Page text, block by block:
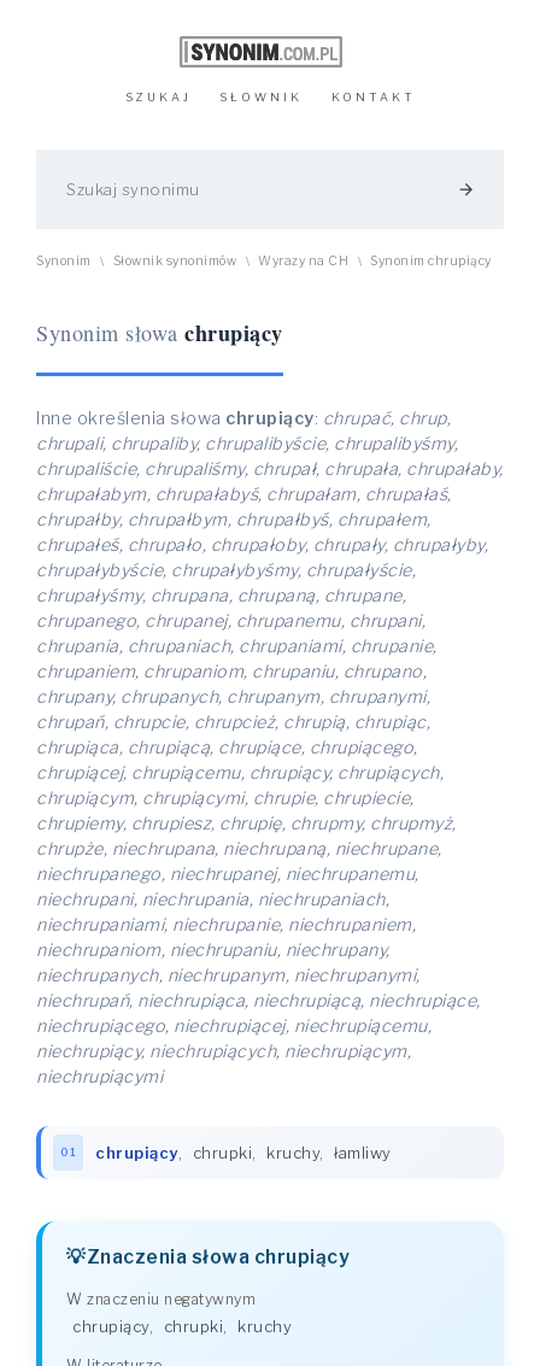
SZUKAJ SŁOWNIK KONTAKT
arrow_forward
Synonim \ Słownik synonimów \ Wyrazy na CH \ Synonim chrupiący
Synonim słowa chrupiący
Inne określenia słowa chrupiący: chrupać, chrup,
chrupali, chrupaliby, chrupalibyście, chrupalibyśmy,
chrupaliście, chrupaliśmy, chrupał, chrupała, chrupałaby,
chrupałabym, chrupałabyś, chrupałam, chrupałaś,
chrupałby, chrupałbym, chrupałbyś, chrupałem,
chrupałeś, chrupało, chrupałoby, chrupały, chrupałyby,
chrupałybyście, chrupałybyśmy, chrupałyście,
chrupałyśmy, chrupana, chrupaną, chrupane,
chrupanego, chrupanej, chrupanemu, chrupani,
chrupania, chrupaniach, chrupaniami, chrupanie,
chrupaniem, chrupaniom, chrupaniu, chrupano,
chrupany, chrupanych, chrupanym, chrupanymi,
chrupań, chrupcie, chrupcież, chrupią, chrupiąc,
chrupiąca, chrupiącą, chrupiące, chrupiącego,
chrupiącej, chrupiącemu, chrupiący, chrupiących,
chrupiącym, chrupiącymi, chrupie, chrupiecie,
chrupiemy, chrupiesz, chrupię, chrupmy, chrupmyż,
chrupże, niechrupana, niechrupaną, niechrupane,
niechrupanego, niechrupanej, niechrupanemu,
niechrupani, niechrupania, niechrupaniach,
niechrupaniami, niechrupanie, niechrupaniem,
niechrupaniom, niechrupaniu, niechrupany,
niechrupanych, niechrupanym, niechrupanymi,
niechrupań, niechrupiąca, niechrupiącą, niechrupiące,
niechrupiącego, niechrupiącej, niechrupiącemu,
niechrupiący, niechrupiących, niechrupiącym,
niechrupiącymi
01 chrupiący, chrupki kruchy, łamliwy
Znaczenia słowa chrupiący
W znaczeniu negatywnym
chrupiący, chrupki kruchy